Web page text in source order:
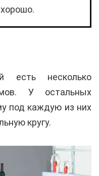
есть несколько
У остальных
под каждую из них
кругу.